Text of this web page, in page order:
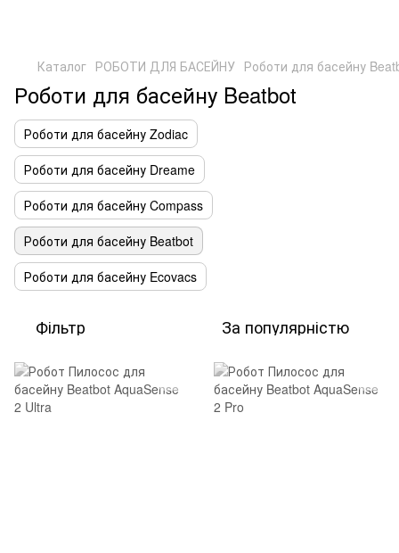
Каталог РОБОТИ ДЛЯ БАСЕЙНУ Роботи для басейну
Роботи для басейну Beatbot
Роботи для басейну Zodiac
Роботи для басейну Dreame
Роботи для басейну Compass
Роботи для басейну Beatbot
Роботи для басейну Ecovacs
Фільтр За популярністю